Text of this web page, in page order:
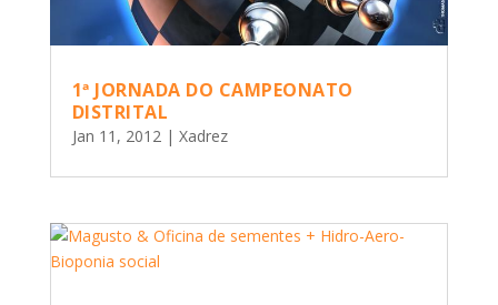
1ª JORNADA DO CAMPEONATO
DISTRITAL
Jan 11, 2012| Xadrez